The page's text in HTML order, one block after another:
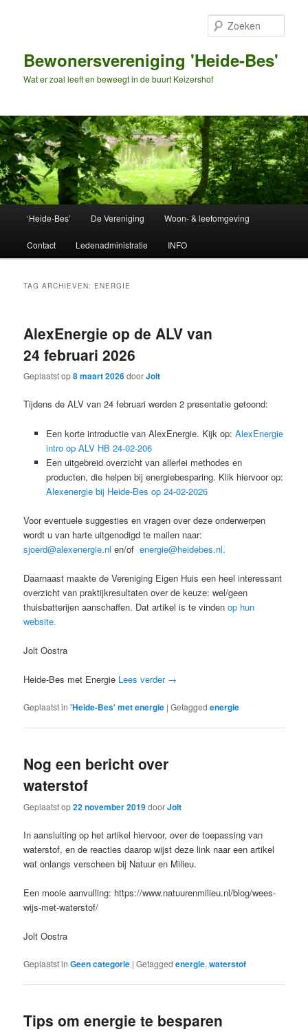
inhoud
inhoudBewonersvereniging 'Heide-Bes'
Wat er zoal leeft en beweegt in de buurt Keizershof
‘Heide-Bes’ De Vereniging Woon- & leefomgeving
Contact Ledenadministratie INFO
TAG ARCHIEVEN: ENERGIE
AlexEnergie op de ALV van
24 februari 2026
Geplaatst op8 maart 2026doorJolt
Tijdens de ALV van 24 februari werden 2 presentatie getoond:
Een korte introductie van AlexEnergie. Kijk op: AlexEnergie
intro op ALV HB 24-02-206
Een uitgebreid overzicht van allerlei methodes en
producten, die helpen bij energiebesparing. Klik hiervoor op:
Alexenergie bij Heide-Bes op 24-02-2026
Voor eventuele suggesties en vragen over deze onderwerpen
wordt u van harte uitgenodigd te mailen naar:
sjoerd@alexenergie.nl en/ofenergie@heidebes.nl.
Daarnaast maakte de Vereniging Eigen Huis een heel interessant
overzicht van praktijkresultaten over de keuze: wel/geen
thuisbatterijen aanschaffen. Dat artikel is te vindenop hun
website.
Jolt Oostra
Heide-Bes met Energie Lees verder →
Geplaatst in 'Heide-Bes' met energie |Getagged energie
Nog een bericht over
waterstof
Geplaatst op22 november 2019doorJolt
In aansluiting op het artikel hiervoor, over de toepassing van
waterstof, en de reacties daarop wijst deze link naar een artikel
wat onlangs verscheen bij Natuur en Milieu.
Een mooie aanvulling: https://www.natuurenmilieu.nl/blog/wees-
wijs-met-waterstof/
Jolt Oostra
Geplaatst in Geen categorie |Getagged energie,waterstof
Tips om energie te besparen